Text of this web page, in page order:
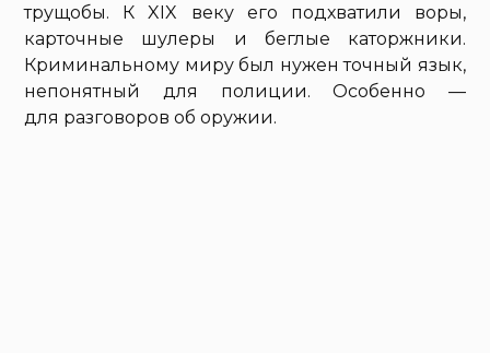
трущобы. К XIX веку его подхватили воры,
карточные шулеры и беглые каторжники.
Криминальному миру был нужен точный язык,
непонятный для полиции. Особенно —
для разговоров об оружии.